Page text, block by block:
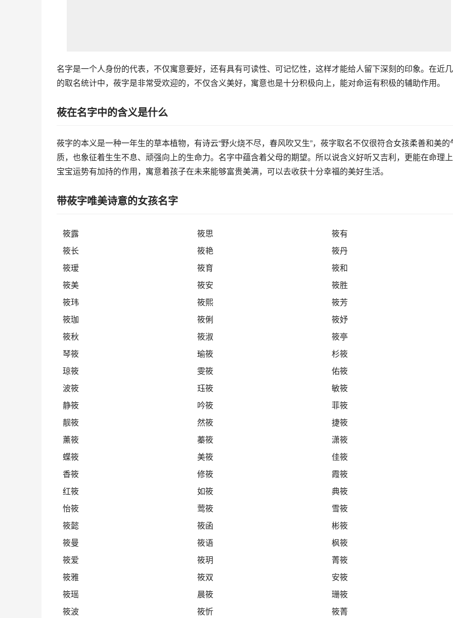
名字是一个人身份的代表，不仅寓意要好，还有具有可读性、可记忆性，这样才能给人留下深刻的印象。在近
的取名统计中，莜字是非常受欢迎的，不仅含义美好，寓意也是十分积极向上，能对命运有积极的辅助作用。
莜在名字中的含义是什么
莜字的本义是一种一年生的草本植物，有诗云“野火烧不尽，春风吹又生”，莜字取名不仅很符合女孩柔善和美的
质，也象征着生生不息、顽强向上的生命力。名字中蕴含着父母的期望。所以说含义好听又吉利，更能在命理
宝宝运势有加持的作用，寓意着孩子在未来能够富贵美满，可以去收获十分幸福的美好生活。
带莜字唯美诗意的女孩名字
筱露 筱思
筱有
筱长
筱艳
筱丹
筱瑷
筱育
筱和
筱美
筱安
筱胜
筱玮
筱熙
筱芳
筱珈
筱俐
筱妤
筱秋
筱淑
筱亭
琴筱
瑜筱
杉筱
琼筱
雯筱
佑筱
波筱
珏筱
敏筱
静筱
吟筱
菲筱
靓筱
然筱
捷筱
薰筱
蓁筱
潇筱
蝶筱
美筱
佳筱
香筱
修筱
霞筱
红筱
如筱
典筱
怡筱
莺筱
雪筱
筱懿
筱函
彬筱
筱曼
筱语
枫筱
筱爱
筱玥
菁筱
筱雅
筱双
安筱
筱瑶
晨筱
珊筱
筱波
筱忻
筱菁